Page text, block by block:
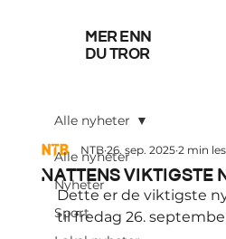
mer enn
du tror
Alle nyheter
Nyheter
Sport
Alle nyheter
Nattens viktigste
NTB 26. sep. 2025 2 min
Dette er de viktigste
til fredag 26.